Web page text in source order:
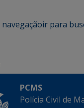
ir para
PCMS
Polícia Civil de